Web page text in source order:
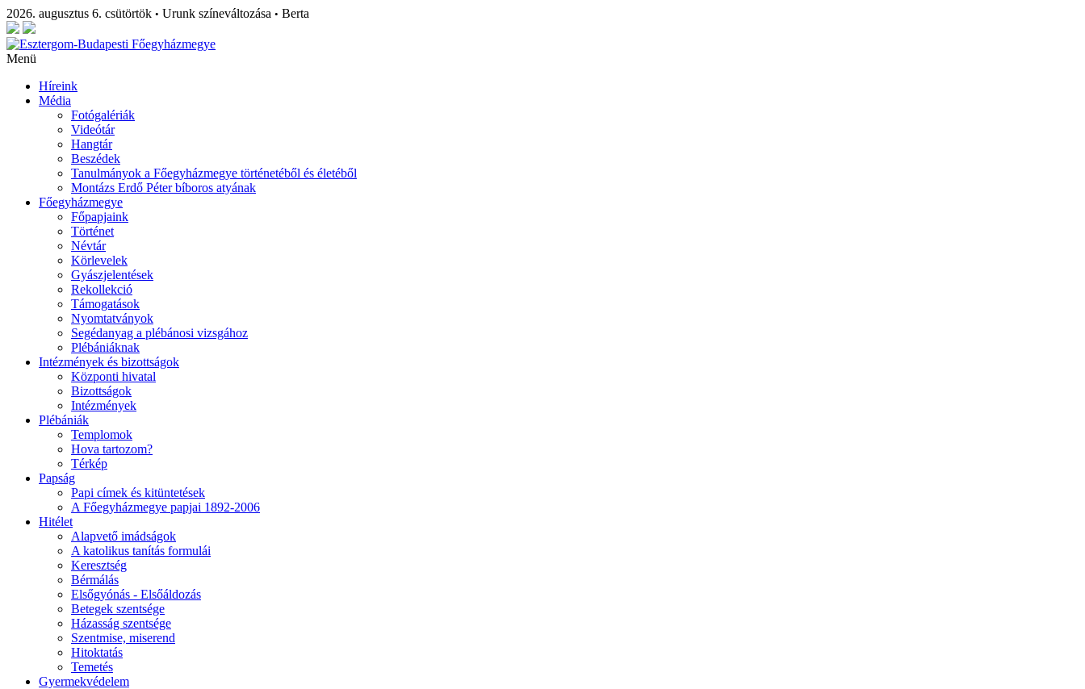
2026. augusztus 6. csütörtök • Urunk színeváltozása • Berta
Menü
Híreink
Média
Fotógalériák
Videótár
Hangtár
Beszédek
Tanulmányok a Főegyházmegye történetéből és életéből
Montázs Erdő Péter bíboros atyának
Főegyházmegye
Főpapjaink
Történet
Névtár
Körlevelek
Gyászjelentések
Rekollekció
Támogatások
Nyomtatványok
Segédanyag a plébánosi vizsgához
Plébániáknak
Intézmények és bizottságok
Központi hivatal
Bizottságok
Intézmények
Plébániák
Templomok
Hova tartozom?
Térkép
Papság
Papi címek és kitüntetések
A Főegyházmegye papjai 1892-2006
Hitélet
Alapvető imádságok
A katolikus tanítás formulái
Keresztség
Bérmálás
Elsőgyónás - Elsőáldozás
Betegek szentsége
Házasság szentsége
Szentmise, miserend
Hitoktatás
Temetés
Gyermekvédelem